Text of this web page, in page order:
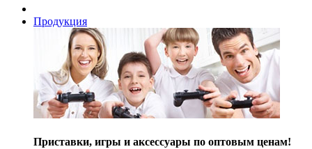
Продукция
Приставки, игры и аксессуары по оптовым ценам!